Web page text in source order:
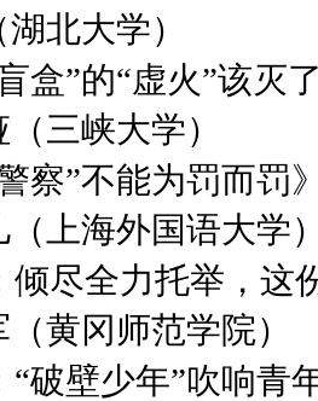
北大学）
盒”的“虚火”该灭
三峡大学）
察”不能为罚而罚
上海外国语大学
倾尽全力托举，这
黄冈师范学院）
“破壁少年”吹响青